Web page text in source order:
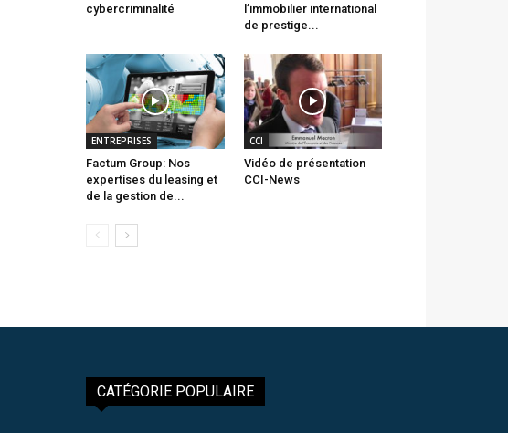
cybercriminalité
l’immobilier international
de prestige...
ENTREPRISES
Factum Group: Nos
expertises du leasing et
de la gestion de...
CCI
Vidéo de présentation
CCI-News
CATÉGORIE POPULAIRE